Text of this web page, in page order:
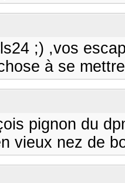
;) ,vos
à se
pignon du
vieux nez de